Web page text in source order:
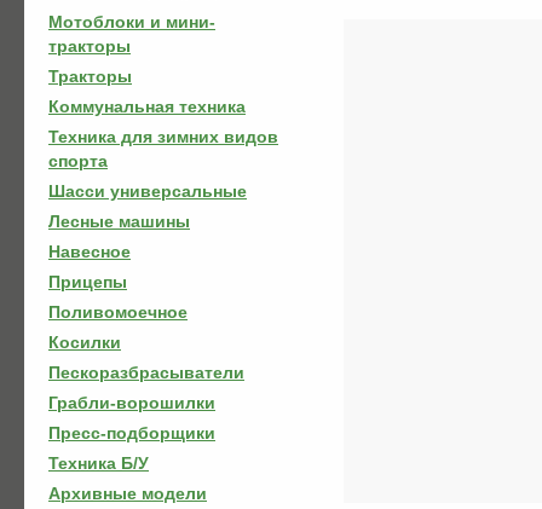
Мотоблоки и мини-
тракторы
Тракторы
Коммунальная техника
Техника для зимних видов
спорта
Шасси универсальные
Лесные машины
Навесное
Прицепы
Поливомоечное
Косилки
Пескоразбрасыватели
Грабли-ворошилки
Пресс-подборщики
Техника Б/У
Архивные модели